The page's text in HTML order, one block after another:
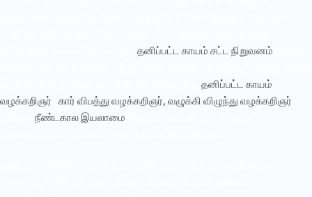
தனிப்பட்ட காயம் சட்ட நிறுவனம்
தனிப்பட்ட காயம்
வழக்கறிஞர் கார் விபத்து வழக்கறிஞர், வழுக்கி விழுந்து வழக்கறிஞர்
நீண்டகால இயலாமை